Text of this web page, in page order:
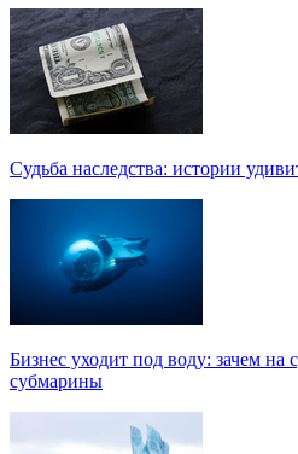
Судьба наследства: истории
Бизнес уходит под воду: зачем на
субмарины